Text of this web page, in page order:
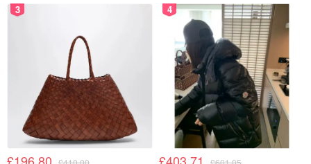
3 4